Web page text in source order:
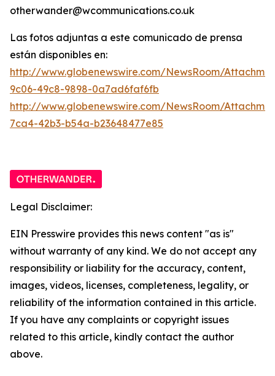
otherwander@wcommunications.co.uk
Las fotos adjuntas a este comunicado de prensa
están disponibles en:
http://www.globenewswire.com/NewsRoom/
9c06-49c8-9898-0a7ad6faf6fb
http://www.globenewswire.com/NewsRoom/
7ca4-42b3-b54a-b23648477e85
Legal Disclaimer:
EIN Presswire provides this news content "as is"
without warranty of any kind. We do not accept any
responsibility or liability for the accuracy, content,
images, videos, licenses, completeness, legality, or
reliability of the information contained in this article.
If you have any complaints or copyright issues
related to this article, kindly contact the author
above.